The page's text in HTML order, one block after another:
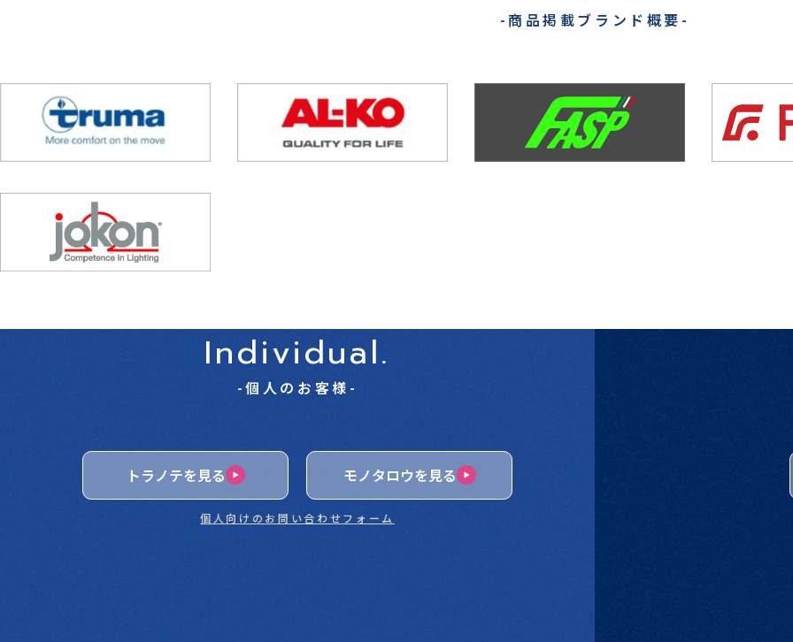
の際にご同意いただいた内容に基づき、以下の情報を当該外部サービスから収集します。
(3) ユーザーが本サービスを利用するにあたって、当社が収集する情報
当社は、本サービスへのアクセス状況やそのご利用方法に関する情報を収集することがあります。これには以下の情報が含まれます。
・サーバーアクセスログに関する情報
・Cookie、ADID、IDFAその他の識別子
(4) ユーザーが本サービスを利用するにあたって、当社がユーザーの個別同意に基づいて収集する情報
本サービスのサービス提供にかかわる利用者情報の具体的な利用目的は以下のとおりです。
(1) 本サービスに関する登録の受付、本人確認、ユーザー認証、ユーザー設定の記録、利用料金の決済計算等本サービスの提供、維持、保
-商品掲載ブランド概要-
Individual.
-個人のお客様-
トラノテを見る モノタロウを見る
個人向けのお問い合わせフォーム